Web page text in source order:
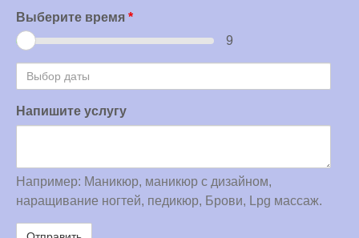
Выберите время *
9
Выбор
даты
Напишите услугу
Например: Маникюр, маникюр с дизайном,
наращивание ногтей, педикюр, Брови, Lpg массаж.